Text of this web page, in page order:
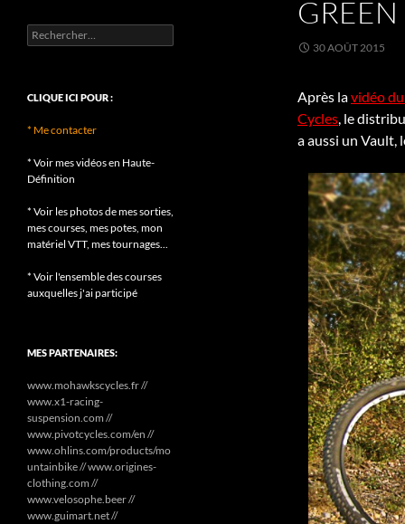
30 AOÛT 2015
Après lavidéo
Cycles, le
a aussi un Vault,
Rechercher :
CLIQUE ICI POUR :
* Me contacter
* Voir mes vidéos en Haute-
Définition
* Voir les photos de mes sorties,
mes courses, mes potes, mon
matériel VTT, mes tournages...
* Voir l'ensemble des courses
auxquelles j'ai participé
MES PARTENAIRES:
www.mohawkscycles.fr //
www.x1-racing-
suspension.com //
www.pivotcycles.com/en //
www.ohlins.com/products/mo
untainbike // www.origines-
clothing.com //
www.velosophe.beer //
www.guimart.net //